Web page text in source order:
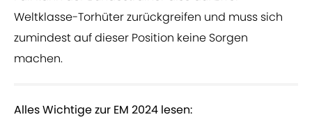
Weltklasse-Torhüter zurückgreifen und muss sich
zumindest auf dieser Position keine Sorgen
machen.
Alles Wichtige zur EM 2024 lesen: